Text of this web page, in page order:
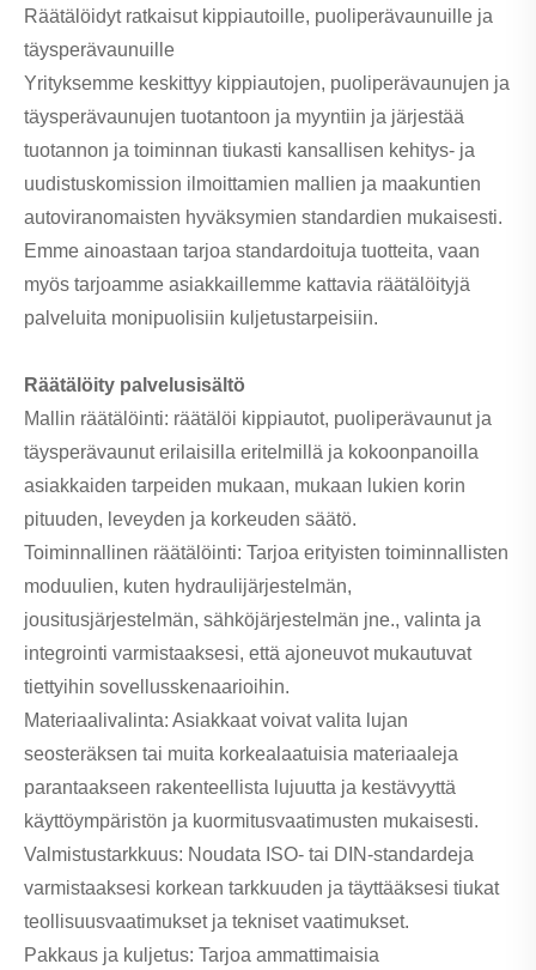
Räätälöidyt ratkaisut kippiautoille, puoliperävaunuille ja
täysperävaunuille
Yrityksemme keskittyy kippiautojen, puoliperävaunujen ja
täysperävaunujen tuotantoon ja myyntiin ja järjestää
tuotannon ja toiminnan tiukasti kansallisen kehitys- ja
uudistuskomission ilmoittamien mallien ja maakuntien
autoviranomaisten hyväksymien standardien mukaisesti.
Emme ainoastaan ​​tarjoa standardoituja tuotteita, vaan
myös tarjoamme asiakkaillemme kattavia räätälöityjä
palveluita monipuolisiin kuljetustarpeisiin.
Räätälöity palvelusisältö
Mallin räätälöinti: räätälöi kippiautot, puoliperävaunut ja
täysperävaunut erilaisilla eritelmillä ja kokoonpanoilla
asiakkaiden tarpeiden mukaan, mukaan lukien korin
pituuden, leveyden ja korkeuden säätö.
Toiminnallinen räätälöinti: Tarjoa erityisten toiminnallisten
moduulien, kuten hydraulijärjestelmän,
jousitusjärjestelmän, sähköjärjestelmän jne., valinta ja
integrointi varmistaaksesi, että ajoneuvot mukautuvat
tiettyihin sovellusskenaarioihin.
Materiaalivalinta: Asiakkaat voivat valita lujan
seosteräksen tai muita korkealaatuisia materiaaleja
parantaakseen rakenteellista lujuutta ja kestävyyttä
käyttöympäristön ja kuormitusvaatimusten mukaisesti.
Valmistustarkkuus: Noudata ISO- tai DIN-standardeja
varmistaaksesi korkean tarkkuuden ja täyttääksesi tiukat
teollisuusvaatimukset ja tekniset vaatimukset.
Pakkaus ja kuljetus: Tarjoa ammattimaisia ​​